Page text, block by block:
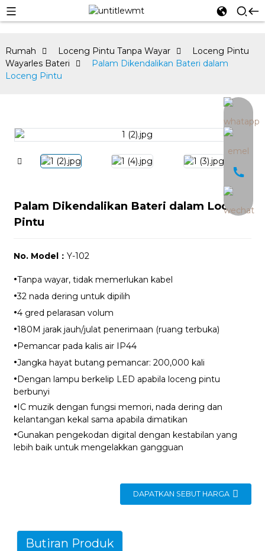
Rumah Loceng Pintu Tanpa Wayar
Loceng Pintu
Wayarles Bateri
Palam Dikendalikan Bateri dalam
Loceng Pintu
Palam Dikendalikan Bateri dalam Loceng
Pintu
No. Model： Y-102
·Tanpa wayar, tidak memerlukan kabel
·32 nada dering untuk dipilih
·4 gred pelarasan volum
·180M jarak jauh/julat penerimaan (ruang terbuka)
·Pemancar pada kalis air IP44
·Jangka hayat butang pemancar: 200,000 kali
·Dengan lampu berkelip LED apabila loceng pintu
berbunyi
·IC muzik dengan fungsi memori, nada dering dan
kelantangan kekal sama apabila dimatikan
·Gunakan pengekodan digital dengan kestabilan yang
lebih baik untuk mengelakkan gangguan
DAPATKAN SEBUT HARGA
Butiran Produk